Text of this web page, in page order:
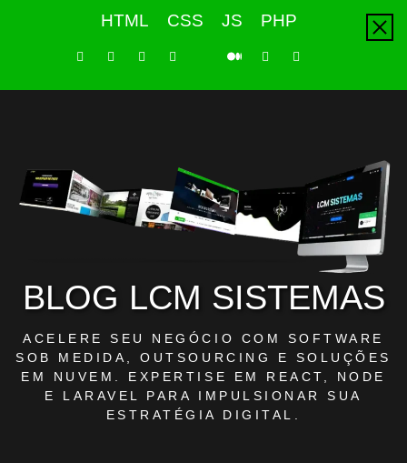
HTML CSS JS PHP
LinkedInInstagramFacebookYoutube PinterestTiktok
BLOG LCM SISTEMAS
ACELERE SEU NEGÓCIO COM SOFTWARE
SOB MEDIDA, OUTSOURCING E SOLUÇÕES
EM NUVEM. EXPERTISE EM REACT, NODE
E LARAVEL PARA IMPULSIONAR SUA
ESTRATÉGIA DIGITAL.